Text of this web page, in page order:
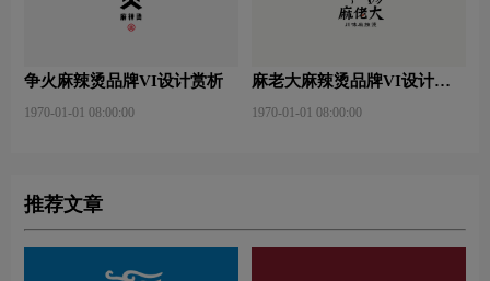
争火麻辣烫品牌VI设计赏析
1970-01-01 08:00:00
麻老大麻辣烫品牌VI设计赏
1970-01-01 08:00:00
推荐文章